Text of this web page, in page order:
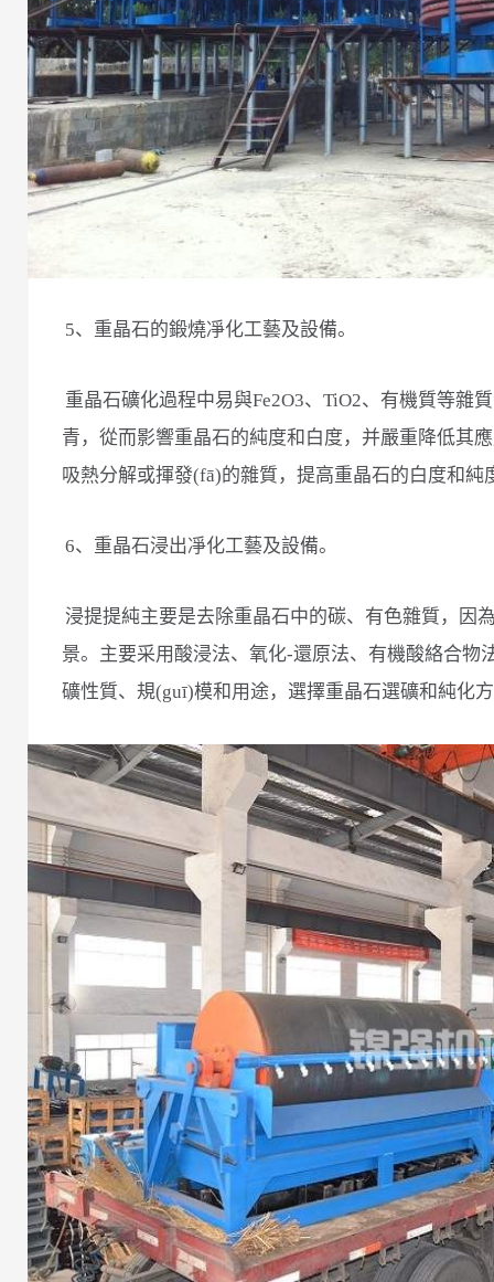
5、重晶石的鍛燒凈化工藝及設備。
重晶石礦化過程中易與Fe2O3、TiO2、有機質等雜
青，從而影響重晶石的純度和白度，并嚴重降低其
吸熱分解或揮發(fā)的雜質，提高重晶石的白度和純
6、重晶石浸出凈化工藝及設備。
浸提提純主要是去除重晶石中的碳、有色雜質，因
景。主要采用酸浸法、氧化-還原法、有機酸絡合
礦性質、規(guī)模和用途，選擇重晶石選礦和純化